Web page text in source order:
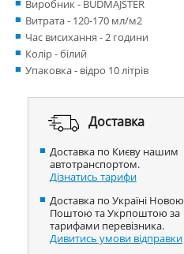
Виробник - BUDMAJSTER
Витрата - 120-170 мл/м2
Час висихання - 2 години
Колір - білий
Упаковка - відро 10 літрів
Доставка
Доставка по Києву нашим
автотранспортом.
Дізнатись тарифи
Доставка по Україні Новою
Поштою та Укрпоштою за
тарифами перевізника.
Дивитись умови відправки